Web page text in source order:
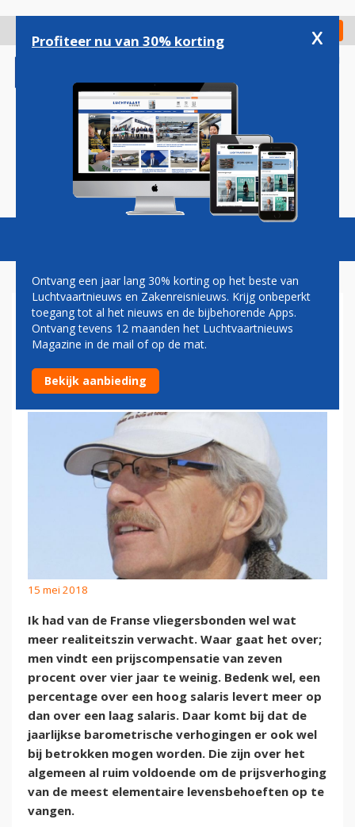
gaan
Check in
Magazine Podcasts Vacatures
PAUL GROVE:
KORTZICHTIGHEID OF
GEWOON DOM?
15 mei 2018
Ik had van de Franse vliegersbonden wel wat
meer realiteitszin verwacht. Waar gaat het over;
men vindt een prijscompensatie van zeven
procent over vier jaar te weinig. Bedenk wel, een
percentage over een hoog salaris levert meer op
dan over een laag salaris. Daar komt bij dat de
jaarlijkse barometrische verhogingen er ook wel
bij betrokken mogen worden. Die zijn over het
algemeen al ruim voldoende om de prijsverhoging
van de meest elementaire levensbehoeften op te
vangen.
Profiteer nu van 30% korting x
Ontvang een jaar lang 30% korting op het beste van
Luchtvaartnieuws en Zakenreisnieuws. Krijg onbeperkt
toegang tot al het nieuws en de bijbehorende Apps.
Ontvang tevens 12 maanden het Luchtvaartnieuws
Magazine in de mail of op de mat.
Bekijk aanbieding